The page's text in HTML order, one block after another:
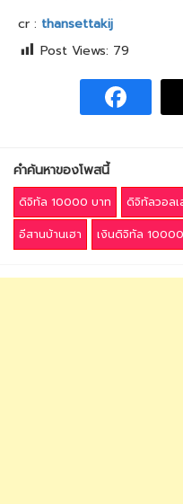
cr : thansettakij
Post Views: 79
คำค้นหาของโพสนี้
ดิจิทัล 10000 บาท ดิจิทัลวอลเ
อีสานบ้านเฮา
เงินดิจิทัล 10000